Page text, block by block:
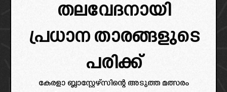
തലവേദനായി
പ്രധാന താരങ്ങളുടെ
പരിക്ക്
കേരളാ ബ്ലാസ്റ്റേഴ്സിന്റെ അടുത്ത മത്സരം